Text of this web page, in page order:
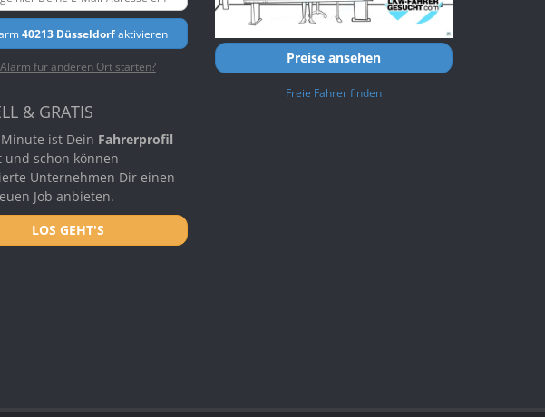
40213 Düsseldorfaktivieren
Alarm für anderen Ort starten?
& GRATIS
ist Dein Fahrerprofil
und schon können
Unternehmen Dir einen
Job anbieten.
LOS GEHT'S
Preise ansehen
Freie Fahrer finden